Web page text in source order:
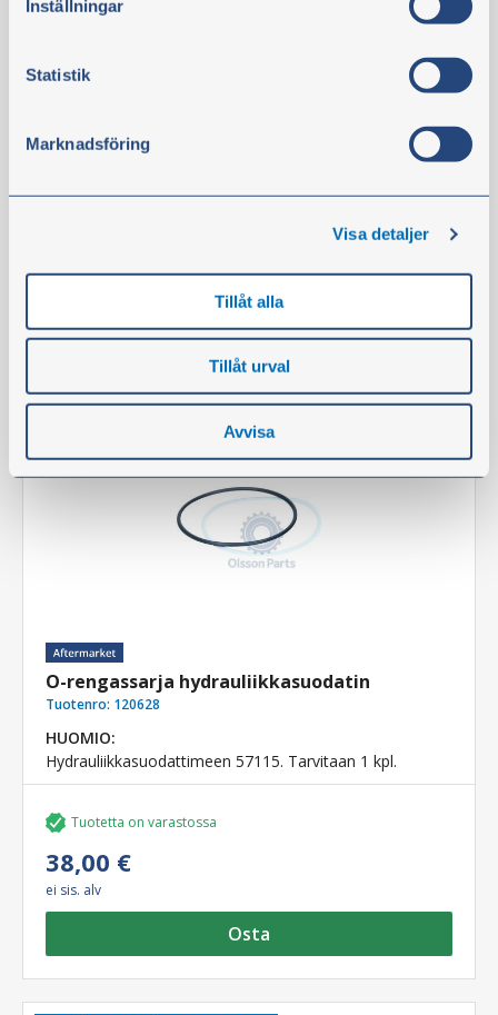
Inställningar
Statistik
Marknadsföring
Visa detaljer
Tillåt alla
Tillåt urval
Avvisa
Osta
O-rengassarja hydrauliikkasuodatin
Tuotenro: 120628
HUOMIO:
Hydrauliikkasuodattimeen 57115. Tarvitaan 1 kpl.
Tuotetta on varastossa
38,00 €
ei sis. alv
Osta